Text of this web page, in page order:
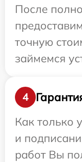
После
точную
займемся
4
Как только
и
работ Вы